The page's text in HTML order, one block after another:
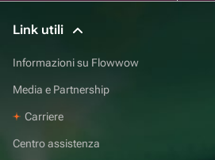
Link utili
Informazioni su Flowwow
Media e Partnership
Carriere
Centro assistenza